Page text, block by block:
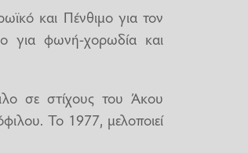
και Πένθιμο για τον
για φωνή-χορωδία και
σε στίχους του Άκου
Το 1977, μελοποιεί